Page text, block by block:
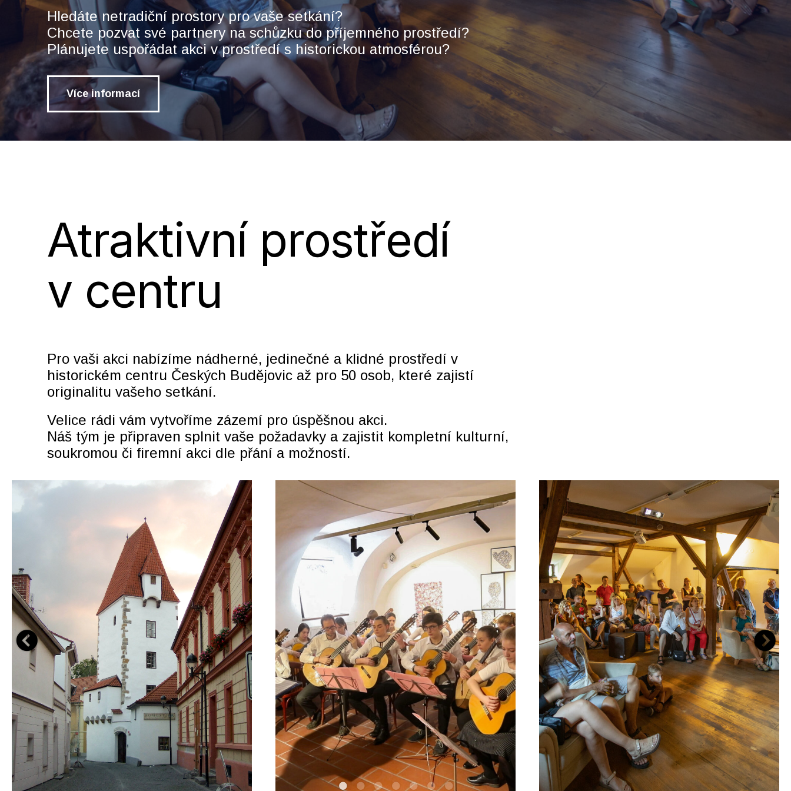
Hledáte netradiční prostory pro vaše setkání?
Chcete pozvat své partnery na schůzku do příjemného prostředí?
Plánujete uspořádat akci v prostředí s historickou atmosférou?
Více informací
Atraktivní prostředí
v centru
Pro vaši akci nabízíme nádherné, jedinečné a klidné prostředí v
historickém centru Českých Budějovic až pro 50 osob, které zajistí
originalitu vašeho setkání.
Velice rádi vám vytvoříme zázemí pro úspěšnou akci.
Náš tým je připraven splnit vaše požadavky a zajistit kompletní kulturní,
soukromou či firemní akci dle přání a možností.